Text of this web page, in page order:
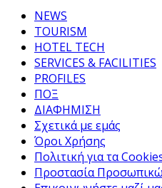
NEWS
TOURISM
HOTEL TECH
SERVICES & FACILITIES
PROFILES
ΠΟΞ
ΔΙΑΦΗΜΙΣΗ
Σχετικά με εμάς
Όροι Χρήσης
Πολιτική για τα
Προστασία